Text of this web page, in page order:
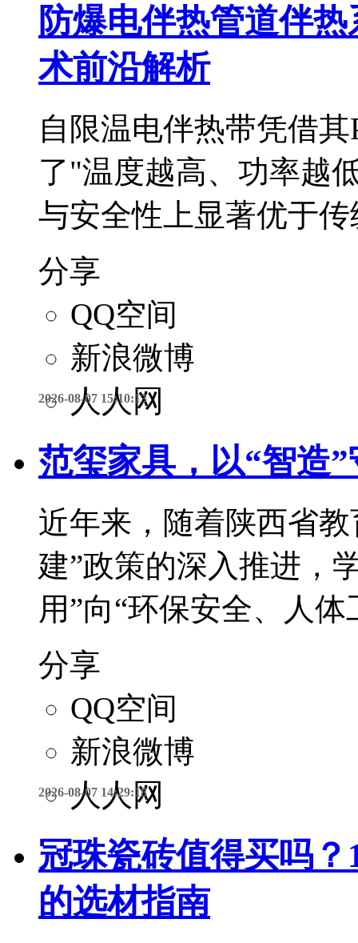
防爆电伴热管道伴
术前沿解析
自限温电伴热带凭借
了"温度越高、功率越
与安全性上显著优于
2026-08-07 15:10:13
分享
QQ空间
新浪微博
人人网
范玺家具，以“智造
近年来，随着陕西省
建”政策的深入推进，
用”向“环保安全、人
2026-08-07 14:29:18
分享
QQ空间
新浪微博
人人网
冠珠瓷砖值得买吗
的选材指南